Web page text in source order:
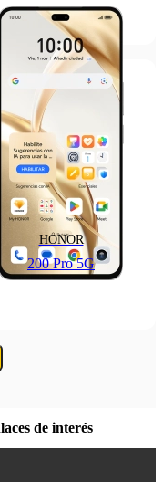
HONOR
200 Pro 5G
de interés